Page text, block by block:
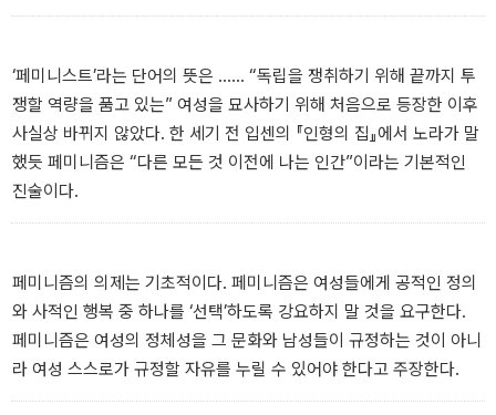
으로 이 반격에 동참하게 될 때 반격은 가장 위력을 갖는다.
‘페미니스트’라는 단어의 뜻은 …… “독립을 쟁취하기 위해 끝까지 투
쟁할 역량을 품고 있는” 여성을 묘사하기 위해 처음으로 등장한 이후
사실상 바뀌지 않았다. 한 세기 전 입센의 『인형의 집』에서 노라가 말
했듯 페미니즘은 “다른 모든 것 이전에 나는 인간”이라는 기본적인
진술이다.
페미니즘의 의제는 기초적이다. 페미니즘은 여성들에게 공적인 정의
와 사적인 행복 중 하나를 ‘선택’하도록 강요하지 말 것을 요구한다.
페미니즘은 여성의 정체성을 그 문화와 남성들이 규정하는 것이 아니
라 여성 스스로가 규정할 자유를 누릴 수 있어야 한다고 주장한다.